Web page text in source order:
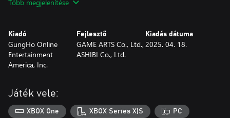
available in English, Japanese, French, and German.
Több megjelenítése
Kiadó
GungHo Online
Entertainment
America, Inc.
Fejlesztő
GAME ARTS Co., Ltd.,
ASHIBI Co., Ltd.
Kiadás dátuma
2025. 04. 18.
Játék vele:
XBOX One XBOX Series X|S PC